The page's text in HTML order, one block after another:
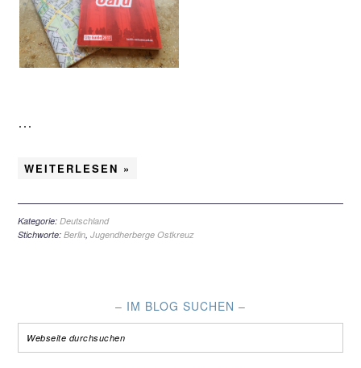
…
WEITERLESEN »
Kategorie:Deutschland
Stichworte:Berlin ,Jugendherberge Ostkreuz
– IM BLOG SUCHEN –